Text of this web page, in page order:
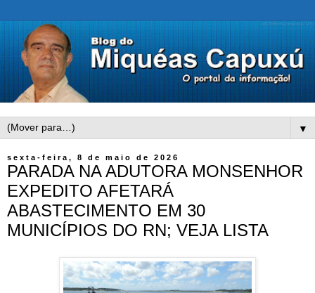
▼
sexta-feira, 8 de maio de 2026
PARADA NA ADUTORA MONSENHOR
EXPEDITO AFETARÁ
ABASTECIMENTO EM 30
MUNICÍPIOS DO RN; VEJA LISTA